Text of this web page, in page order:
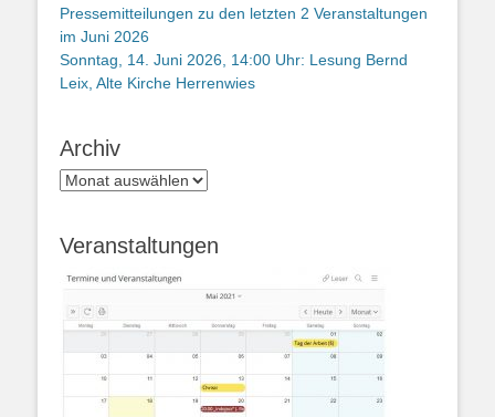
Pressemitteilungen zu den letzten 2 Veranstaltungen
im Juni 2026
Sonntag, 14. Juni 2026, 14:00 Uhr: Lesung Bernd
Leix, Alte Kirche Herrenwies
Archiv
Archiv
Veranstaltungen